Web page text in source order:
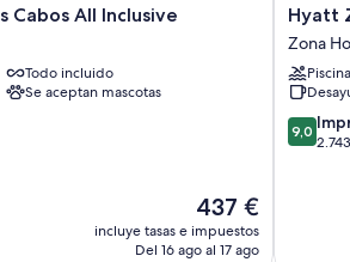
Cabos All Inclusive
Todo incluido
Se aceptan mascotas
El
precio
actual
437 €
incluye tasas e impuestos
Del 16 ago al 17 ago
Hyatt
Ziva
Los
Cabos-
All
Inclusive
Zona
Hyatt
Zona
Piscina
9.0
sobre
9,0